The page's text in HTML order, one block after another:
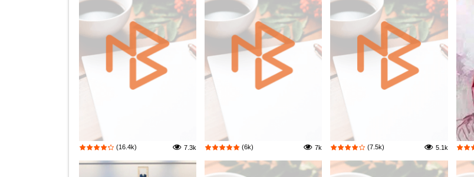
(16.4k) 7.3k (6k) 7k (7.5k) 5.1k